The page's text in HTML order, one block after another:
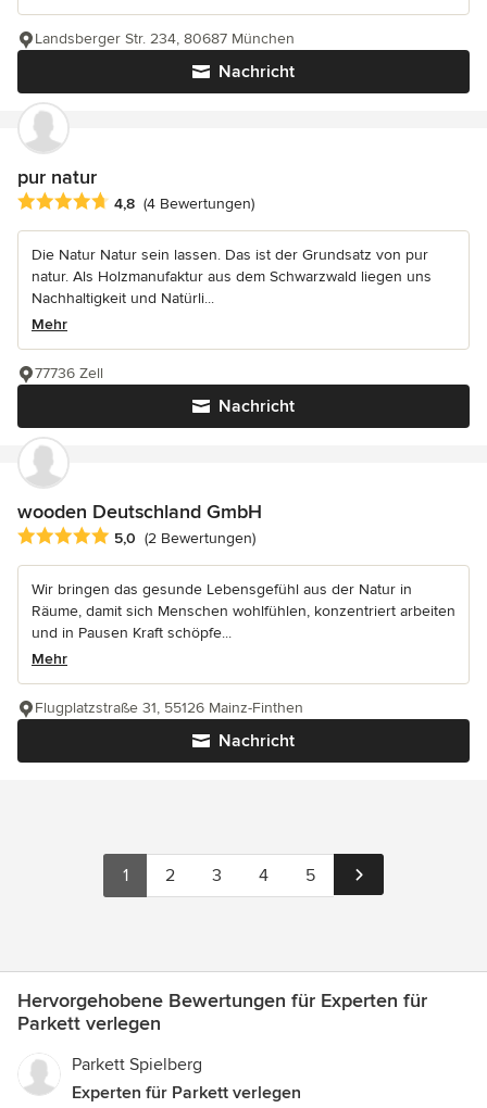
Nachricht
Landsberger Str. 234, 80687 München
pur natur
Durchschnittliche Bewertung: 4.8 von 5 Sternen
4,8 (4 Bewertungen)
Die Natur Natur sein lassen. Das ist der Grundsatz von pur
natur. Als Holzmanufaktur aus dem Schwarzwald liegen uns
Nachhaltigkeit und Natürli...
Mehr
Nachricht
77736 Zell
wooden Deutschland GmbH
Durchschnittliche Bewertung: 5 von 5 Sternen
5,0 (2 Bewertungen)
Wir bringen das gesunde Lebensgefühl aus der Natur in
Räume, damit sich Menschen wohlfühlen, konzentriert arbeiten
und in Pausen Kraft schöpfe...
Mehr
Nachricht
Flugplatzstraße 31, 55126 Mainz-Finthen
1 2 3 4 5
Hervorgehobene Bewertungen für Experten für
Parkett verlegen
Parkett Spielberg
Experten für Parkett verlegen